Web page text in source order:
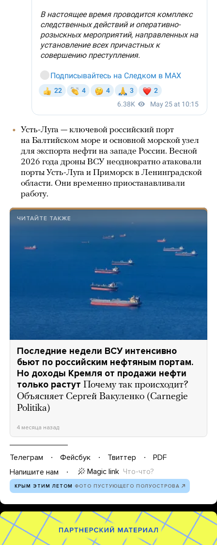
Усть-Луга — ключевой российский порт
на Балтийском море и основной морской узел
для экспорта нефти на западе России. Весной
2026 года дроны ВСУ неоднократно атаковали
порты Усть-Луга и Приморск в Ленинградской
области. Они временно приостанавливали
работу.
ЧИТАЙТЕ ТАКЖЕ
Последние недели ВСУ интенсивно
бьют по российским нефтяным портам.
Но доходы Кремля от продажи нефти
только растут Почему так происходит?
Объясняет Сергей Вакуленко (Carnegie
Politika)
4 месяца назад
Телеграм Фейсбук Твиттер
PDF
Напишите нам
Magic link Что-что?
КРЫМ ЭТИМ ЛЕТОМ ФОТО ПУСТУЮЩЕГО ПОЛУОСТРОВА